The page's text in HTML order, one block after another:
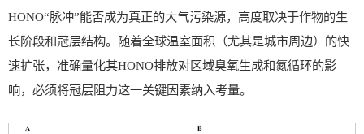
HONO“脉冲”能否成为真正的大气污染源，高度取决于作物的生
长阶段和冠层结构。随着全球温室面积（尤其是城市周边）的快
速扩张，准确量化其HONO排放对区域臭氧生成和氮循环的影
响，必须将冠层阻力这一关键因素纳入考量。